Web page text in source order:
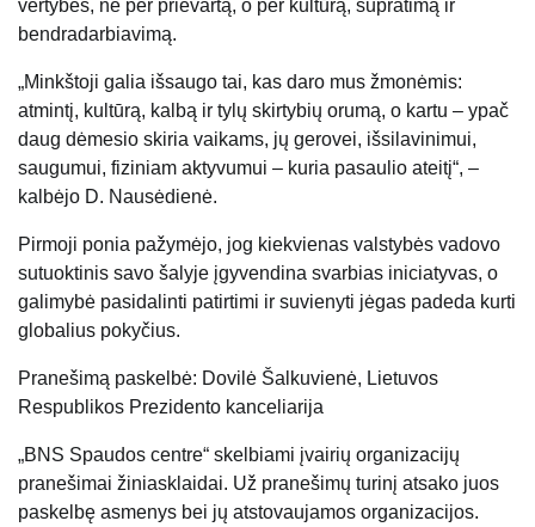
vertybes, ne per prievartą, o per kultūrą, supratimą ir
bendradarbiavimą.
„Minkštoji galia išsaugo tai, kas daro mus žmonėmis:
atmintį, kultūrą, kalbą ir tylų skirtybių orumą, o kartu – ypač
daug dėmesio skiria vaikams, jų gerovei, išsilavinimui,
saugumui, fiziniam aktyvumui – kuria pasaulio ateitį“, –
kalbėjo D. Nausėdienė.
Pirmoji ponia pažymėjo, jog kiekvienas valstybės vadovo
sutuoktinis savo šalyje įgyvendina svarbias iniciatyvas, o
galimybė pasidalinti patirtimi ir suvienyti jėgas padeda kurti
globalius pokyčius.
Pranešimą paskelbė: Dovilė Šalkuvienė, Lietuvos
Respublikos Prezidento kanceliarija
„BNS Spaudos centre“ skelbiami įvairių organizacijų
pranešimai žiniasklaidai. Už pranešimų turinį atsako juos
paskelbę asmenys bei jų atstovaujamos organizacijos.